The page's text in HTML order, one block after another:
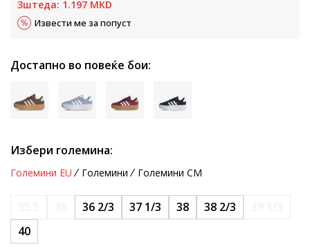
Зштеда: 1.197 MKD
Извести ме за попуст
Достапно во повеќе бои:
Избери големина:
Големини EU Големини Големини CM
36 2/3 37 1/3 38 38 2/3
40